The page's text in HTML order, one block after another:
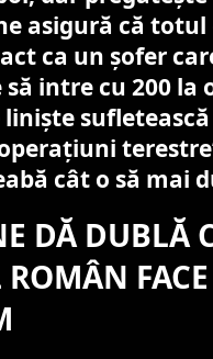
asigură că totul
ca un șofer
intre cu 200 la
liniște
cât o să mai
DĂ DUBLĂ